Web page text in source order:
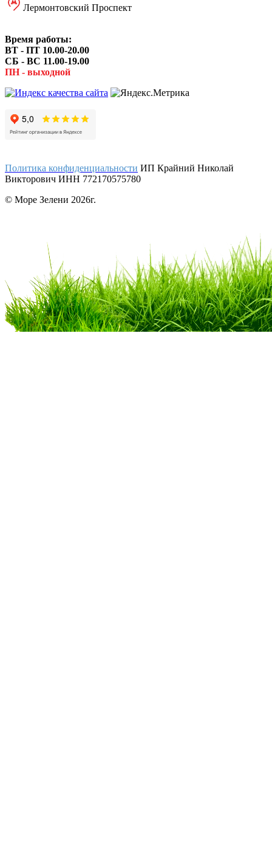
Лермонтовский Проспект
Время работы:
ВТ - ПТ 10.00-20.00
СБ - ВС 11.00-19.00
ПН - выходной
Политика конфиденциальности ИП Крайний Николай
Викторович ИНН 772170575780
© Море Зелени 2026г.